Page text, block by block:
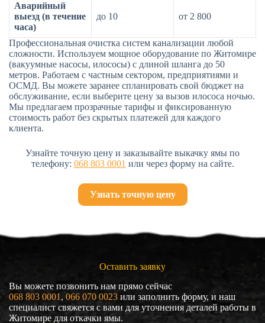
Аварийный
выезд (в течение
часа)
до 10 от 2 800
Профессиональная очистка систем канализации любой
сложности. Используем мощное оборудование по Житомире
(вакуумные насосы, илососы) с длиной шланга до 50
метров. Работаем с частным сектором, предприятиями и
ОСМД. Вы можете заранее спланировать свой бюджет на
обслуживание, если выберите цену за вызов илососа ночью.
Мы предлагаем прозрачные тарифы и фиксированную
стоимость работ без скрытых платежей для каждого
клиента.
Узнайте точную цену и заказывайте выкачку ямы по
телефону: 068 803 0001 или через форму на сайте.
Узнать точную цену
Оставить заявку
Вы можете позвонить нам прямо сейчас
068 803 0001 , 066 070 0023 или заполнить форму, и наш
специалист свяжется с вами для уточнения деталей работы в
Житомире для откачки ямы.